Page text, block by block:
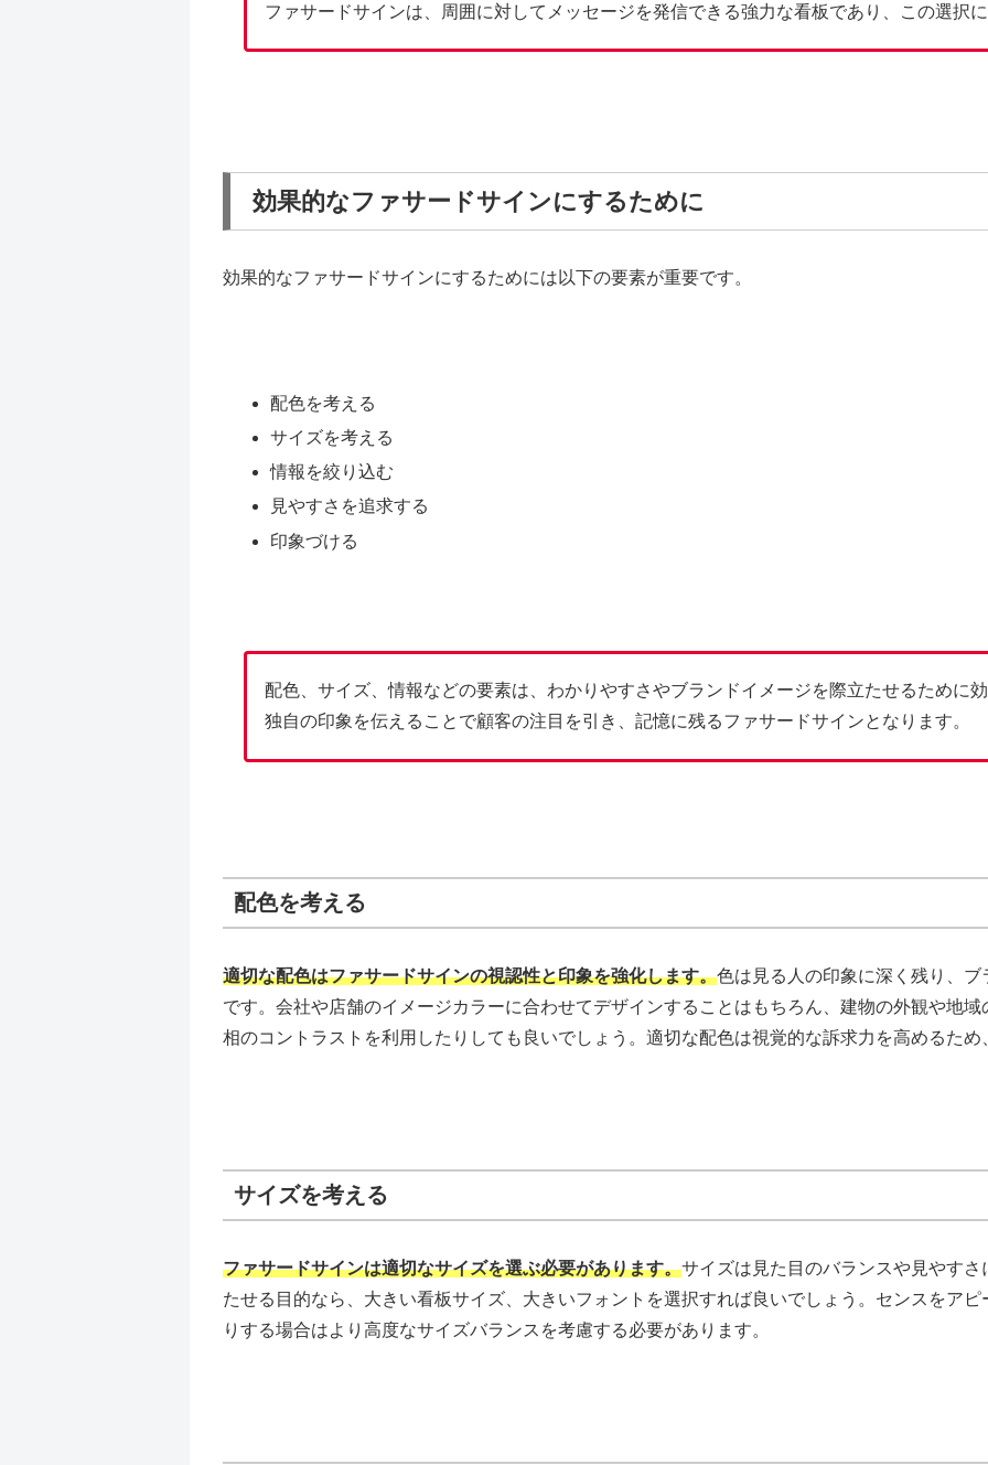
ファサードサインは、周囲に対してメッセージを発信できる強力な看板であり、この選択
効果的なファサードサインにするために
効果的なファサードサインにするためには以下の要素が重要です。
配色を考える
サイズを考える
情報を絞り込む
見やすさを追求する
印象づける
配色、サイズ、情報などの要素は、わかりやすさやブランドイメージを際立たせるために
独自の印象を伝えることで顧客の注目を引き、記憶に残るファサードサインとなります。
配色を考える
適切な配色はファサードサインの視認性と印象を強化します。色は見る人の印象に深く残り、
です。会社や店舗のイメージカラーに合わせてデザインすることはもちろん、建物の外観や地
相のコントラストを利用したりしても良いでしょう。適切な配色は視覚的な訴求力を高めるた
サイズを考える
ファサードサインは適切なサイズを選ぶ必要があります。サイズは見た目のバランスや見やす
たせる目的なら、大きい看板サイズ、大きいフォントを選択すれば良いでしょう。センスをア
りする場合はより高度なサイズバランスを考慮する必要があります。